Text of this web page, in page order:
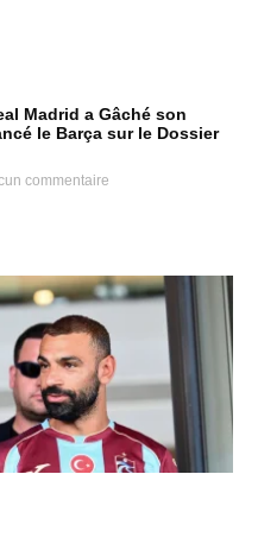
Madrid a Gâché son
le Barça sur le Dossier
commentaire